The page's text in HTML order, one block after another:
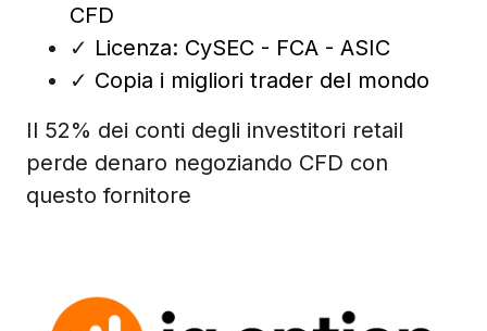
CFD
✓ Licenza: CySEC - FCA - ASIC
✓ Copia i migliori trader del mondo
Il 52% dei conti degli investitori retail
perde denaro negoziando CFD con
questo fornitore